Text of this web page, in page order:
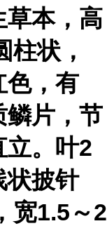
草本，高
柱状，
色，有
鳞片，节
立。叶2
状披针
宽1.5～2